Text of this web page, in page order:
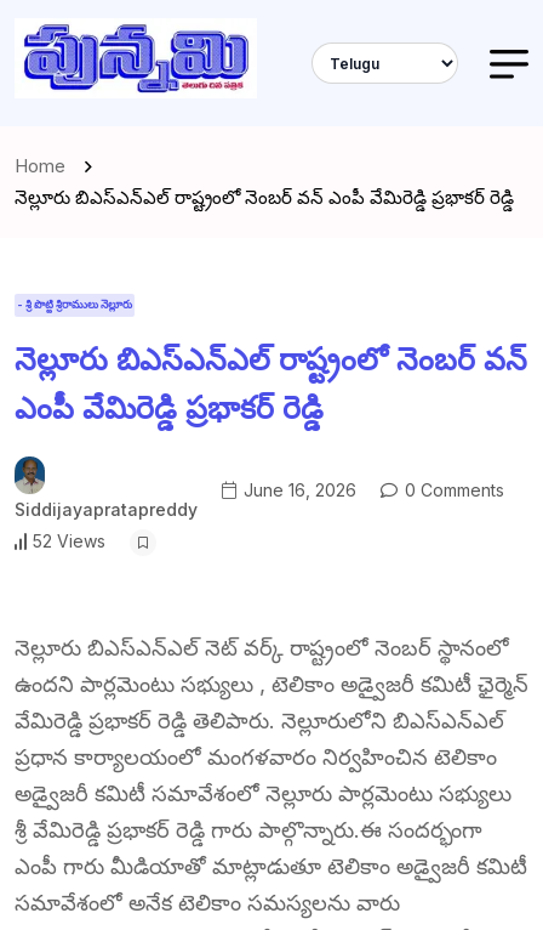
Home
నెల్లూరు బిఎస్ఎన్ఎల్ రాష్ట్రంలో నెంబర్ వన్ ఎంపీ వేమిరెడ్డి ప్రభాకర్ రెడ్డి
- శ్రీ పొట్టి శ్రీరాములు నెల్లూరు
నెల్లూరు బిఎస్ఎన్ఎల్ రాష్ట్రంలో నెంబర్ వన్
ఎంపీ వేమిరెడ్డి ప్రభాకర్ రెడ్డి
Siddijayapratapreddy
June 16, 2026 0 Comments
52 Views
నెల్లూరు బిఎస్ఎన్ఎల్ నెట్ వర్క్ రాష్ట్రంలో నెంబర్ స్థానంలో
ఉందని పార్లమెంటు సభ్యులు , టెలికాం అడ్వైజరీ కమిటీ ఛైర్మెన్
వేమిరెడ్డి ప్రభాకర్ రెడ్డి తెలిపారు. నెల్లూరులోని బిఎస్ఎన్ఎల్
ప్రధాన కార్యాలయంలో మంగళవారం నిర్వహించిన టెలికాం
అడ్వైజరీ కమిటీ సమావేశంలో నెల్లూరు పార్లమెంటు సభ్యులు
శ్రీ వేమిరెడ్డి ప్రభాకర్ రెడ్డి గారు పాల్గొన్నారు.ఈ సందర్భంగా
ఎంపీ గారు మీడియాతో మాట్లాడుతూ టెలికాం అడ్వైజరీ కమిటీ
సమావేశంలో అనేక టెలికాం సమస్యలను వారు